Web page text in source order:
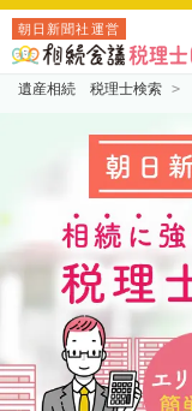
朝日新聞社運営
遺産相続 税理士検索